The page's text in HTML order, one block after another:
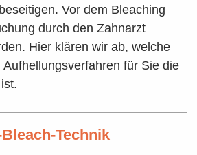
Vor dem Bleaching
durch den Zahnarzt
Hier klären wir ab, welche
für Sie die
Technik